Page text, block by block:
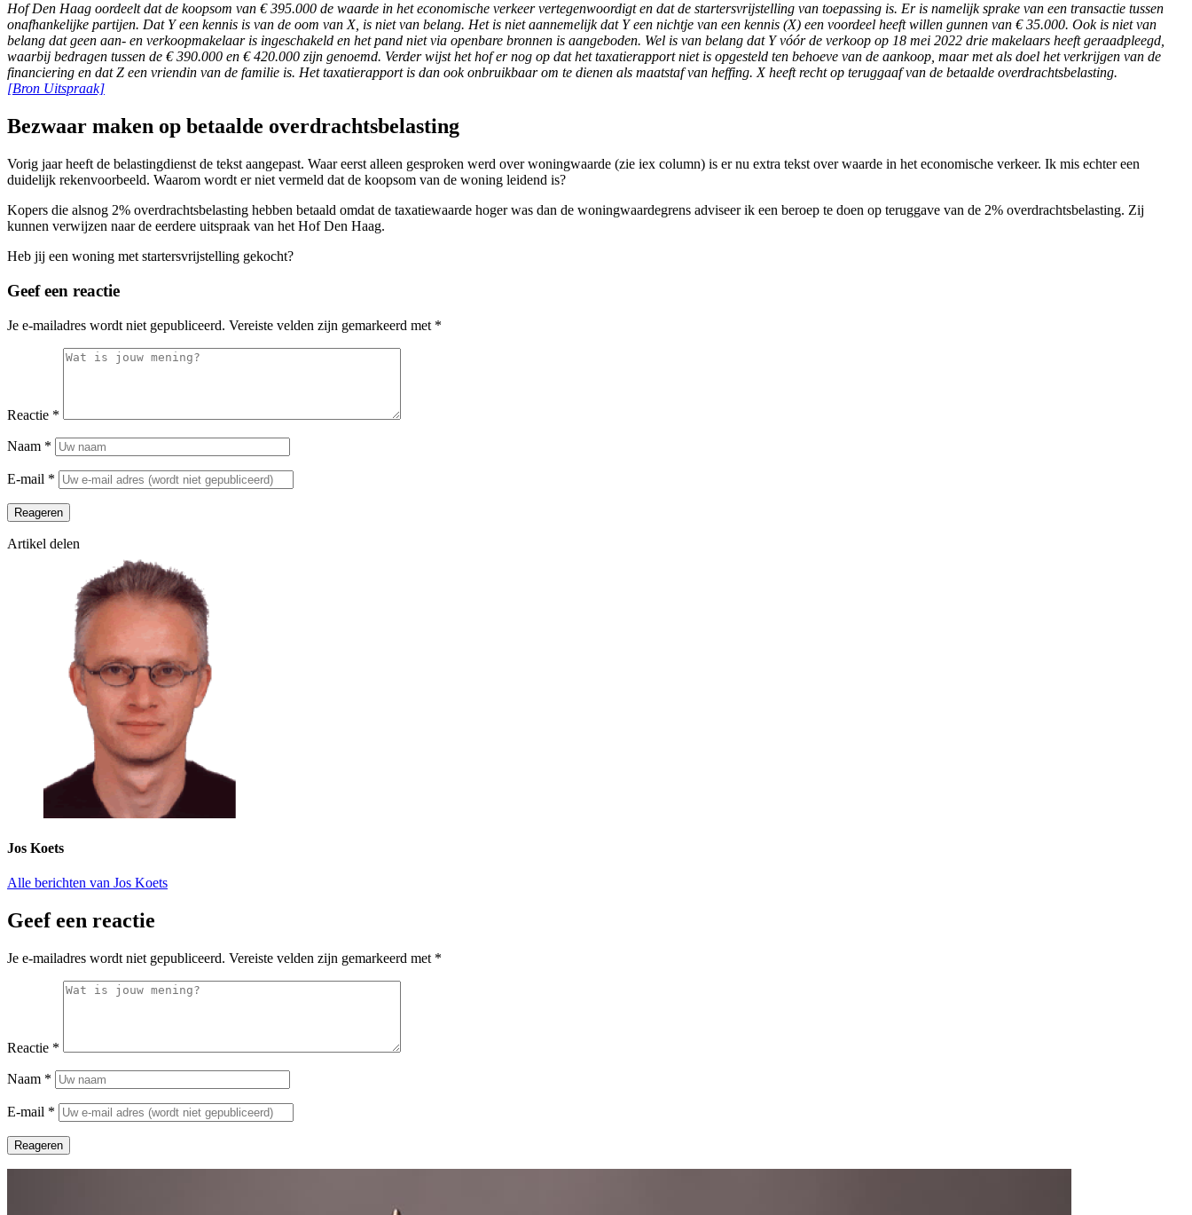
Hof Den Haag oordeelt dat de koopsom van € 395.000 de waarde in het economische verkeer vertegenwoordigt en dat de startersvrijstelling van toepassing is. Er is namelijk sprake van een transactie tussen
onafhankelijke partijen. Dat Y een kennis is van de oom van X, is niet van belang. Het is niet aannemelijk dat Y een nichtje van een kennis (X) een voordeel heeft willen gunnen van € 35.000. Ook is niet van
belang dat geen aan- en verkoopmakelaar is ingeschakeld en het pand niet via openbare bronnen is aangeboden. Wel is van belang dat Y vóór de verkoop op 18 mei 2022 drie makelaars heeft geraadpleegd,
waarbij bedragen tussen de € 390.000 en € 420.000 zijn genoemd. Verder wijst het hof er nog op dat het taxatierapport niet is opgesteld ten behoeve van de aankoop, maar met als doel het verkrijgen van de
financiering en dat Z een vriendin van de familie is. Het taxatierapport is dan ook onbruikbaar om te dienen als maatstaf van heffing. X heeft recht op teruggaaf van de betaalde overdrachtsbelasting.
[Bron Uitspraak]
Bezwaar maken op betaalde overdrachtsbelasting
Vorig jaar heeft de belastingdienst de tekst aangepast. Waar eerst alleen gesproken werd over woningwaarde (zie iex column) is er nu extra tekst over waarde in het economische verkeer. Ik mis echter een
duidelijk rekenvoorbeeld. Waarom wordt er niet vermeld dat de koopsom van de woning leidend is?
Kopers die alsnog 2% overdrachtsbelasting hebben betaald omdat de taxatiewaarde hoger was dan de woningwaardegrens adviseer ik een beroep te doen op teruggave van de 2% overdrachtsbelasting. Zij
kunnen verwijzen naar de eerdere uitspraak van het Hof Den Haag.
Heb jij een woning met startersvrijstelling gekocht?
Geef een reactie
Je e-mailadres wordt niet gepubliceerd. Vereiste velden zijn gemarkeerd met *
Reactie *
Naam *
E-mail *
Reageren
Artikel delen
Jos Koets
Alle berichten van Jos Koets
Geef een reactie
Je e-mailadres wordt niet gepubliceerd. Vereiste velden zijn gemarkeerd met *
Reactie *
Naam *
E-mail *
Reageren